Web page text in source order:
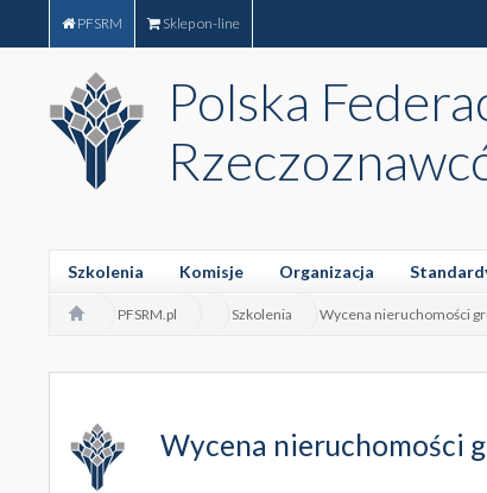
PFSRM Sklep on-line
Polska
Szkolenia Komisje Organizacja
PFSRM.pl Szkolenia Wycena nieruchomości
Wycena nieruchomości